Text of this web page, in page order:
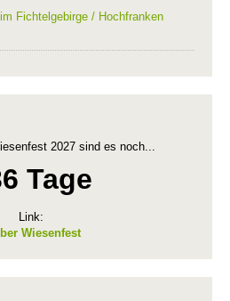
Fichtelgebirge / Hochfranken
2027 sind es noch...
Tage
Link:
Wiesenfest